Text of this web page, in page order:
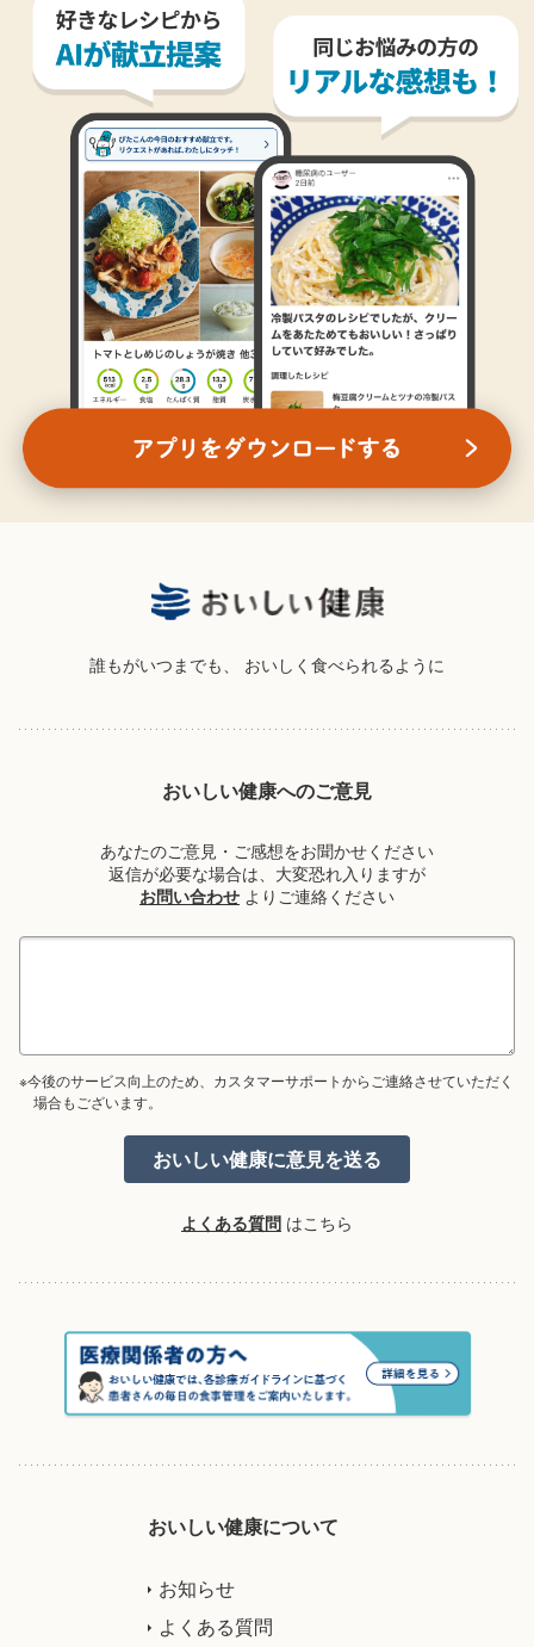
誰もがいつまでも、 おいしく食べられるように
おいしい健康へのご意見
あなたのご意見・ご感想をお聞かせください
返信が必要な場合は、大変恐れ入りますが
お問い合わせ よりご連絡ください
※今後のサービス向上のため、カスタマーサポートからご連絡させていただく
場合もございます。
よくある質問 はこちら
おいしい健康について
お知らせ
よくある質問